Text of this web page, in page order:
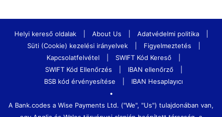
Helyi kereső oldalak About Us Adatvédelmi politika
Süti (Cookie) kezelési irányelvek
Figyelmeztetés
Kapcsolatfelvétel
SWIFT Kód Kereső
SWIFT Kód Ellenőrzés
IBAN ellenőrző
BSB kód érvényesítése
IBAN Hesaplayıcı
•
A Bank.codes a Wise Payments Ltd. ("We", "Us") tulajdonában van,